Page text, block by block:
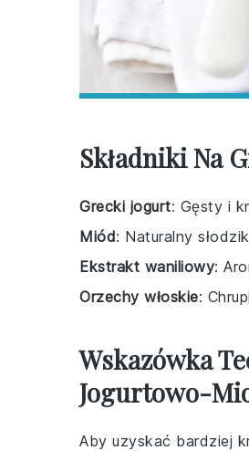
Składniki Na
Grecki jogurt: Gęsty i
Miód: Naturalny
Ekstrakt waniliowy:
Orzechy włoskie:
Wskazówka
Jogurtowo-
Aby uzyskać bardziej